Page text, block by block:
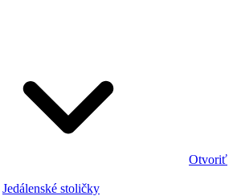
Otvoriť
Jedálenské stoličky